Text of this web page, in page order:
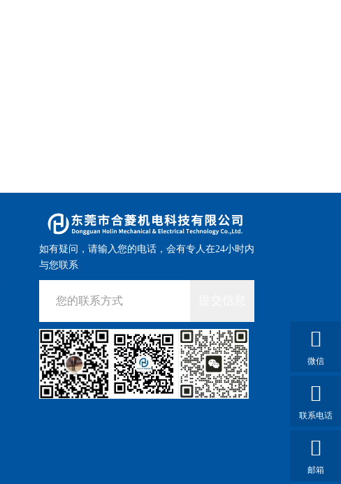
微信
联系电话
邮箱
如有疑问，请输入您的电话，会有专人在24小时内
与您联系